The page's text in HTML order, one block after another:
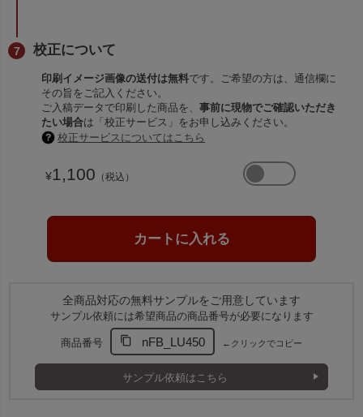
校正について
印刷イメージ画像の送付は無料です。ご希望の方は、通信欄に
その旨をご記入ください。
ご入稿データで印刷した商品を、事前に現物でご確認いただき
たい場合は「校正サービス」をお申し込みください。
校正サービスについてはこちら
¥1,100 （税込）
全商品対応の無料サンプルをご用意しています
サンプル依頼には希望商品の商品番号が必要になります
商品番号 nFB_LU450 ←クリックでコピー
サンプル依頼はこちら